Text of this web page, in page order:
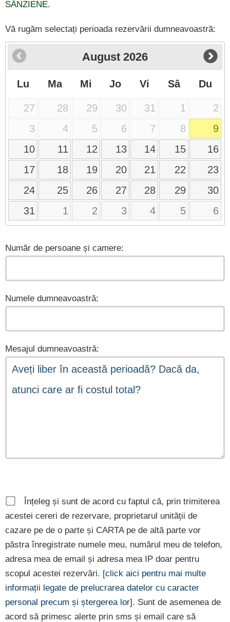
SÂNZIENE.
Vă rugăm selectați perioada rezervării dumneavoastră:
August 2026
Lu Ma Mi Jo Vi Sâ Du
27 28 29 30 31 1
2
3
4 5 6 7 8
9
10
11 12 13 14 15
16
17
18 19 20 21 22
23
24
25 26 27 28 29
30
31
1 2 3 4 5 6
Număr de persoane și camere:
Numele dumneavoastră:
Mesajul dumneavoastră:
Înțeleg și sunt de acord cu faptul că, prin trimiterea
acestei cereri de rezervare, proprietarul unității de
cazare pe de o parte și CARTA pe de altă parte vor
păstra înregistrate numele meu, numărul meu de telefon,
adresa mea de email și adresa mea IP doar pentru
scopul acestei rezervări. [click aici pentru mai multe
informații legate de prelucrarea datelor cu caracter
personal precum și ștergerea lor]. Sunt de asemenea de
acord să primesc alerte prin sms și email care să